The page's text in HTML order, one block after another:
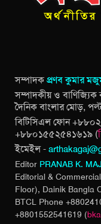
সম্পাদকপ্রণব কুমার
সম্পাদকীয় ও
দৈনিক বাংলার মোড়,
বিটিসিএল ফোন
+৮৮০১৫৫২৫৪১৬১৯ (
ইমেইল -
Editor PRANAB K.
Editorial &
Floor), Dainik Bangla
BTCL Phone
+8801552541619 (